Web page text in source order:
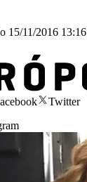
15/11/2016 13:16
Twitter